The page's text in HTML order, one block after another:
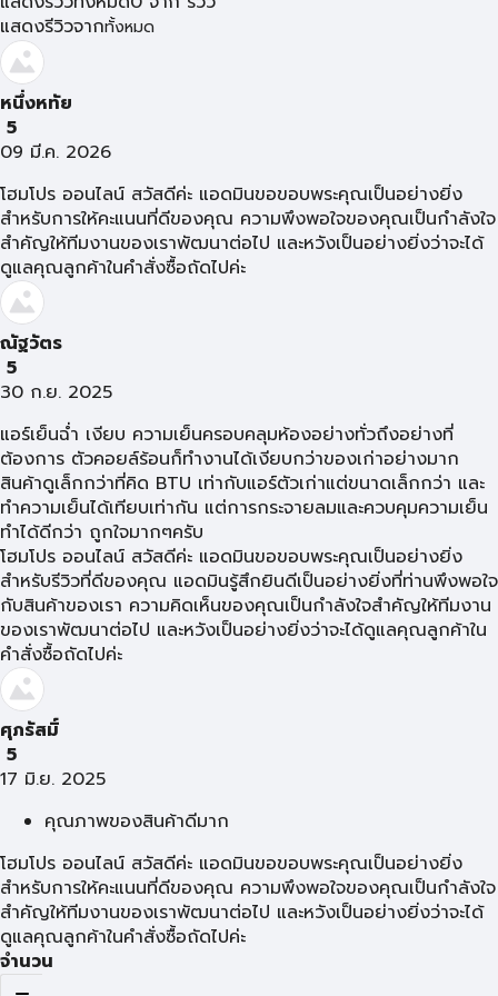
แสดงรีวิวจากทั้งหมด
หนึ่งหทัย
5
09 มี.ค. 2026
โฮมโปร ออนไลน์ สวัสดีค่ะ แอดมินขอขอบพระคุณเป็นอย่างยิ่ง
สำหรับการให้คะแนนที่ดีของคุณ ความพึงพอใจของคุณเป็นกำลังใจ
สำคัญให้ทีมงานของเราพัฒนาต่อไป และหวังเป็นอย่างยิ่งว่าจะได้
ดูแลคุณลูกค้าในคำสั่งซื้อถัดไปค่ะ
ณัฐวัตร
5
30 ก.ย. 2025
แอร์เย็นฉ่ำ เงียบ ความเย็นครอบคลุมห้องอย่างทั่วถึงอย่างที่
ต้องการ ตัวคอยล์ร้อนก็ทำงานได้เงียบกว่าของเก่าอย่างมาก
สินค้าดูเล็กกว่าที่คิด BTU เท่ากับแอร์ตัวเก่าแต่ขนาดเล็กกว่า และ
ทำความเย็นได้เทียบเท่ากัน แต่การกระจายลมและควบคุมความเย็น
ทำได้ดีกว่า ถูกใจมากๆครับ
โฮมโปร ออนไลน์ สวัสดีค่ะ แอดมินขอขอบพระคุณเป็นอย่างยิ่ง
สำหรับรีวิวที่ดีของคุณ แอดมินรู้สึกยินดีเป็นอย่างยิ่งที่ท่านพึงพอใจ
กับสินค้าของเรา ความคิดเห็นของคุณเป็นกำลังใจสำคัญให้ทีมงาน
ของเราพัฒนาต่อไป และหวังเป็นอย่างยิ่งว่าจะได้ดูแลคุณลูกค้าใน
คำสั่งซื้อถัดไปค่ะ
ศุภรัสมิ์
5
17 มิ.ย. 2025
คุณภาพของสินค้าดีมาก
โฮมโปร ออนไลน์ สวัสดีค่ะ แอดมินขอขอบพระคุณเป็นอย่างยิ่ง
สำหรับการให้คะแนนที่ดีของคุณ ความพึงพอใจของคุณเป็นกำลังใจ
สำคัญให้ทีมงานของเราพัฒนาต่อไป และหวังเป็นอย่างยิ่งว่าจะได้
ดูแลคุณลูกค้าในคำสั่งซื้อถัดไปค่ะ
จำนวน